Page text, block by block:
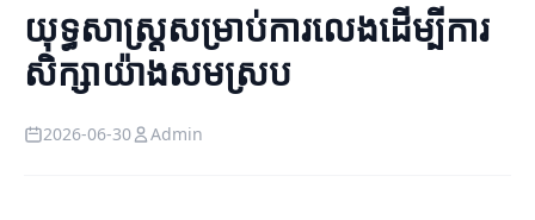
យុទ្ធសាស្ត្រសម្រាប់ការលេងដើម្បីការ
សិក្សាយ៉ាងសមស្រប
2026-06-30 Admin